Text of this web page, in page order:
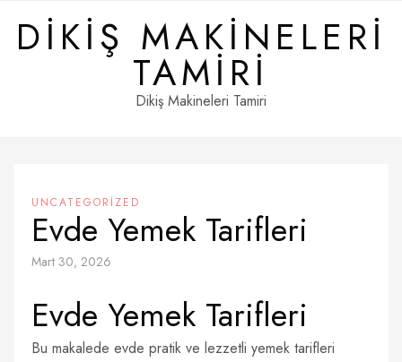
contentDIKIŞ MAKINELERI
TAMIRI
Dikiş Makineleri Tamiri
UNCATEGORIZED
Evde Yemek Tarifleri
Mart 30, 2026
Evde Yemek Tarifleri
Bu makalede evde pratik ve lezzetli yemek tarifleri